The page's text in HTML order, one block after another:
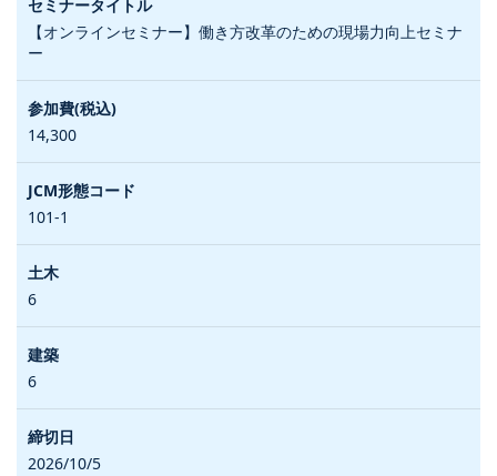
【オンラインセミナー】働き方改革のための現場力向上セミナ
ー
14,300
101-1
6
6
2026/10/5